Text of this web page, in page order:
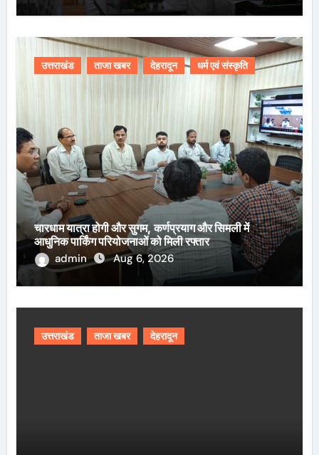
उत्तराखंड ताजा खबर देहरादून धर्म एवं संस्कृति
चारधाम यात्रा होगी और सुगम, कर्णप्रयाग और सिमली में
आधुनिक पार्किंग परियोजनाओं को मिली रफ्तार
admin
Aug 6, 2026
उत्तराखंड ताजा खबर देहरादून